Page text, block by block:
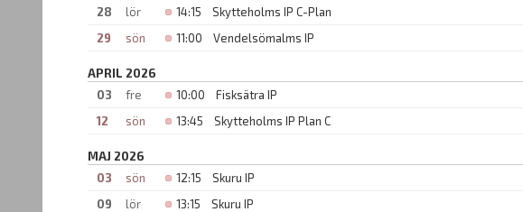
28
lör 14:15 Skytteholms IP C-Plan
29
sön 11:00 Vendelsömalms IP
APRIL 2026
03
fre 10:00 Fisksätra IP
12
sön 13:45 Skytteholms IP Plan C
MAJ 2026
03
sön 12:15 Skuru IP
09
lör 13:15 Skuru IP